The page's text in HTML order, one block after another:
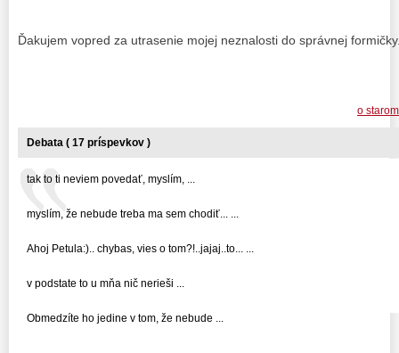
Ďakujem vopred za utrasenie mojej neznalosti do správnej
o
Debata ( 17 príspevkov )
tak to ti neviem povedať, myslím, ...
myslím, že nebude treba ma sem chodiť... ...
Ahoj Petula:).. chybas, vies o tom?!..jajaj..to... ...
v podstate to u mňa nič nerieši ...
Obmedzíte ho jedine v tom, že nebude ...